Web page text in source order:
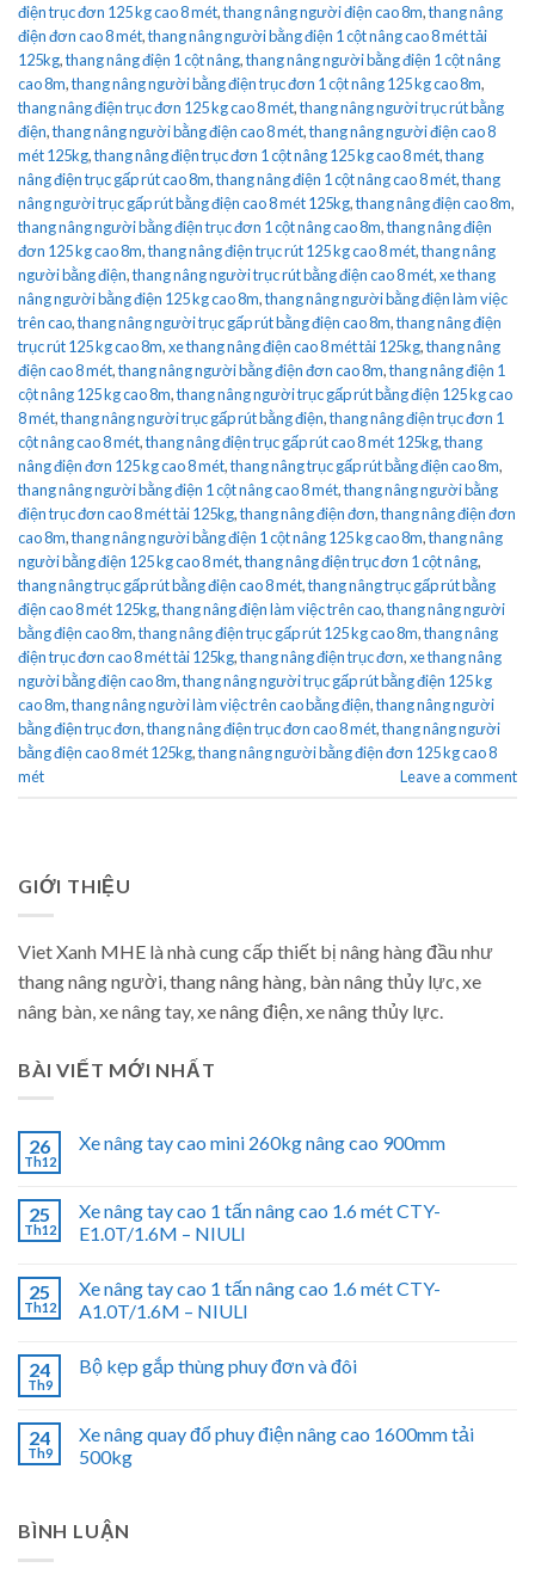
điện trục đơn 125 kg cao 8 mét,thang nâng người điện cao 8m,thang nâng
điện đơn cao 8 mét,thang nâng người bằng điện 1 cột nâng cao 8 mét tải
125kg,thang nâng điện 1 cột nâng,thang nâng người bằng điện 1 cột nâng
cao 8m,thang nâng người bằng điện trục đơn 1 cột nâng 125 kg cao 8m,
thang nâng điện trục đơn 125 kg cao 8 mét,thang nâng người trục rút bằng
điện,thang nâng người bằng điện cao 8 mét,thang nâng người điện cao 8
mét 125kg,thang nâng điện trục đơn 1 cột nâng 125 kg cao 8 mét,thang
nâng điện trục gấp rút cao 8m,thang nâng điện 1 cột nâng cao 8 mét,thang
nâng người trục gấp rút bằng điện cao 8 mét 125kg,thang nâng điện cao 8m,
thang nâng người bằng điện trục đơn 1 cột nâng cao 8m,thang nâng điện
đơn 125 kg cao 8m,thang nâng điện trục rút 125 kg cao 8 mét,thang nâng
người bằng điện,thang nâng người trục rút bằng điện cao 8 mét,xe thang
nâng người bằng điện 125 kg cao 8m,thang nâng người bằng điện làm việc
trên cao,thang nâng người trục gấp rút bằng điện cao 8m,thang nâng điện
trục rút 125 kg cao 8m,xe thang nâng điện cao 8 mét tải 125kg,thang nâng
điện cao 8 mét,thang nâng người bằng điện đơn cao 8m,thang nâng điện 1
cột nâng 125 kg cao 8m,thang nâng người trục gấp rút bằng điện 125 kg cao
8 mét,thang nâng người trục gấp rút bằng điện,thang nâng điện trục đơn 1
cột nâng cao 8 mét,thang nâng điện trục gấp rút cao 8 mét 125kg,thang
nâng điện đơn 125 kg cao 8 mét,thang nâng trục gấp rút bằng điện cao 8m,
thang nâng người bằng điện 1 cột nâng cao 8 mét,thang nâng người bằng
điện trục đơn cao 8 mét tải 125kg,thang nâng điện đơn,thang nâng điện đơn
cao 8m,thang nâng người bằng điện 1 cột nâng 125 kg cao 8m,thang nâng
người bằng điện 125 kg cao 8 mét,thang nâng điện trục đơn 1 cột nâng,
thang nâng trục gấp rút bằng điện cao 8 mét,thang nâng trục gấp rút bằng
điện cao 8 mét 125kg,thang nâng điện làm việc trên cao,thang nâng người
bằng điện cao 8m,thang nâng điện trục gấp rút 125 kg cao 8m,thang nâng
điện trục đơn cao 8 mét tải 125kg,thang nâng điện trục đơn,xe thang nâng
người bằng điện cao 8m,thang nâng người trục gấp rút bằng điện 125 kg
cao 8m,thang nâng người làm việc trên cao bằng điện,thang nâng người
bằng điện trục đơn,thang nâng điện trục đơn cao 8 mét,thang nâng người
bằng điện cao 8 mét 125kg,thang nâng người bằng điện đơn 125 kg cao 8
mét
Leave a comment
GIỚI THIỆU
Viet Xanh MHE là nhà cung cấp thiết bị nâng hàng đầu như
thang nâng người, thang nâng hàng, bàn nâng thủy lực, xe
nâng bàn, xe nâng tay, xe nâng điện, xe nâng thủy lực.
BÀI VIẾT MỚI NHẤT
26
Th12
Xe nâng tay cao mini 260kg nâng cao 900mm
25
Th12
Xe nâng tay cao 1 tấn nâng cao 1.6 mét CTY-
E1.0T/1.6M – NIULI
25
Th12
Xe nâng tay cao 1 tấn nâng cao 1.6 mét CTY-
A1.0T/1.6M – NIULI
24
Th9
Bộ kẹp gắp thùng phuy đơn và đôi
24
Th9
Xe nâng quay đổ phuy điện nâng cao 1600mm tải
500kg
BÌNH LUẬN